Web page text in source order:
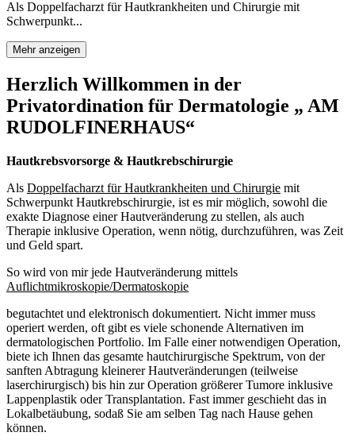
Als Doppelfacharzt für Hautkrankheiten und Chirurgie mit
Schwerpunkt...
Mehr anzeigen
Herzlich Willkommen in der
Privatordination für Dermatologie „ AM
RUDOLFINERHAUS“
Hautkrebsvorsorge & Hautkrebschirurgie
Als Doppelfacharzt für Hautkrankheiten und Chirurgie mit
Schwerpunkt Hautkrebschirurgie, ist es mir möglich, sowohl die
exakte Diagnose einer Hautveränderung zu stellen, als auch
Therapie inklusive Operation, wenn nötig, durchzuführen, was Zeit
und Geld spart.
So wird von mir jede Hautveränderung mittels
Auflichtmikroskopie/Dermatoskopie
begutachtet und elektronisch dokumentiert. Nicht immer muss
operiert werden, oft gibt es viele schonende Alternativen im
dermatologischen Portfolio. Im Falle einer notwendigen Operation,
biete ich Ihnen das gesamte hautchirurgische Spektrum, von der
sanften Abtragung kleinerer Hautveränderungen (teilweise
laserchirurgisch) bis hin zur Operation größerer Tumore inklusive
Lappenplastik oder Transplantation. Fast immer geschieht das in
Lokalbetäubung, sodaß Sie am selben Tag nach Hause gehen
können.